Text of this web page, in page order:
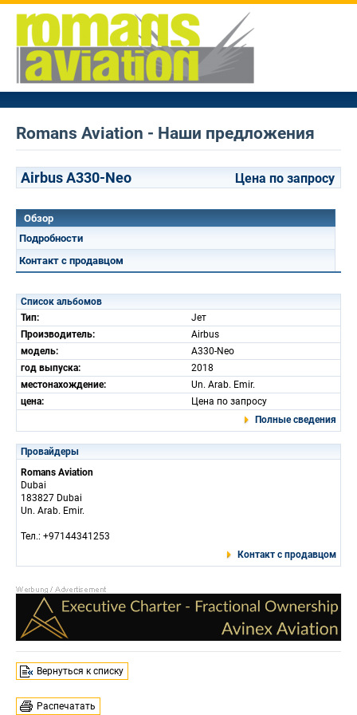
Romans Aviation - Наши предложения
Airbus A330-Neo Цена по запросу
Обзор
Подробности
Контакт с продавцом
Список альбомов
Тип:
Jет
Производитель:
Airbus
модель:
A330-Neo
год выпуска:
2018
местонахождение:
Un. Arab. Emir.
цена:
Цена по запросу
Полные сведения
Провайдеры
Romans Aviation
Dubai
183827 Dubai
Un. Arab. Emir.
Тел.: +97144341253
Контакт с продавцом
Вернуться к списку
Распечатать